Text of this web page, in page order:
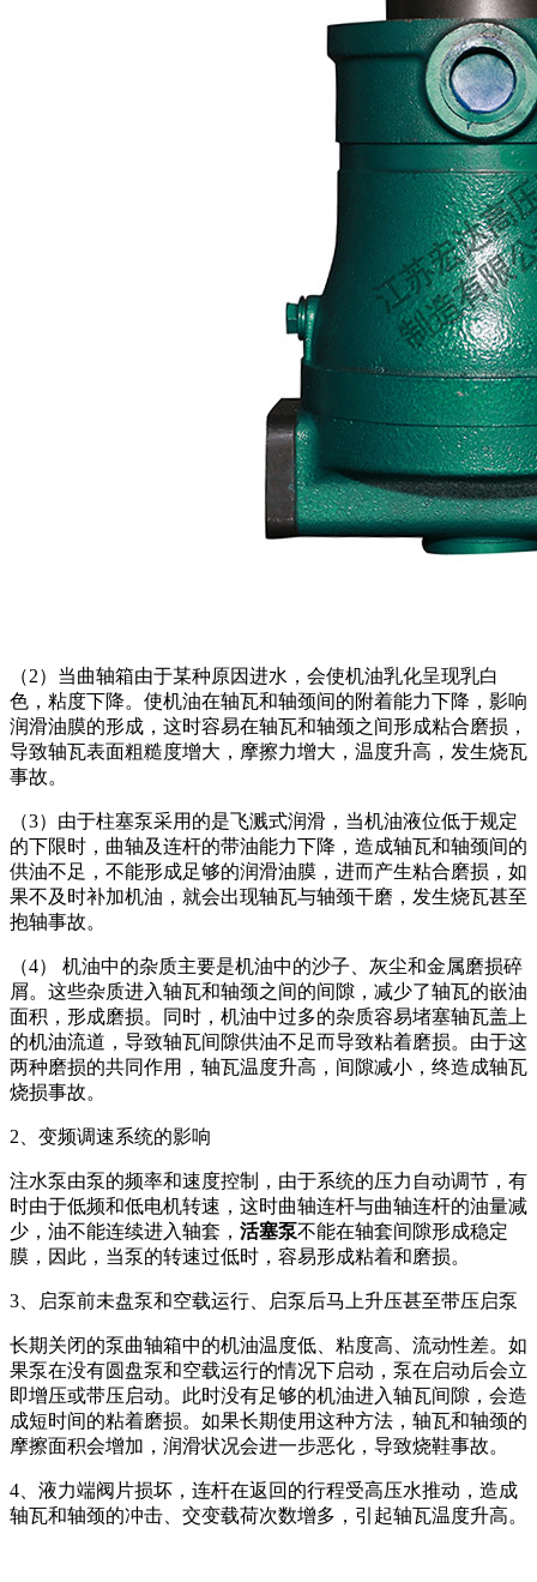
（2）当曲轴箱由于某种原因进水，会使机油乳化呈现乳白
色，粘度下降。使机油在轴瓦和轴颈间的附着能力下降，影响
润滑油膜的形成，这时容易在轴瓦和轴颈之间形成粘合磨损，
导致轴瓦表面粗糙度增大，摩擦力增大，温度升高，发生烧瓦
事故。
（3）由于柱塞泵采用的是飞溅式润滑，当机油液位低于规定
的下限时，曲轴及连杆的带油能力下降，造成轴瓦和轴颈间的
供油不足，不能形成足够的润滑油膜，进而产生粘合磨损，如
果不及时补加机油，就会出现轴瓦与轴颈干磨，发生烧瓦甚至
抱轴事故。
（4） 机油中的杂质主要是机油中的沙子、灰尘和金属磨损碎
屑。这些杂质进入轴瓦和轴颈之间的间隙，减少了轴瓦的嵌油
面积，形成磨损。同时，机油中过多的杂质容易堵塞轴瓦盖上
的机油流道，导致轴瓦间隙供油不足而导致粘着磨损。由于这
两种磨损的共同作用，轴瓦温度升高，间隙减小，终造成轴瓦
烧损事故。
2、变频调速系统的影响
注水泵由泵的频率和速度控制，由于系统的压力自动调节，有
时由于低频和低电机转速，这时曲轴连杆与曲轴连杆的油量减
少，油不能连续进入轴套， 活塞泵不能在轴套间隙形成稳定
膜，因此，当泵的转速过低时，容易形成粘着和磨损。
3、启泵前未盘泵和空载运行、启泵后马上升压甚至带压启泵
长期关闭的泵曲轴箱中的机油温度低、粘度高、流动性差。如
果泵在没有圆盘泵和空载运行的情况下启动，泵在启动后会立
即增压或带压启动。此时没有足够的机油进入轴瓦间隙，会造
成短时间的粘着磨损。如果长期使用这种方法，轴瓦和轴颈的
摩擦面积会增加，润滑状况会进一步恶化，导致烧鞋事故。
4、液力端阀片损坏，连杆在返回的行程受高压水推动，造成
轴瓦和轴颈的冲击、交变载荷次数增多，引起轴瓦温度升高。